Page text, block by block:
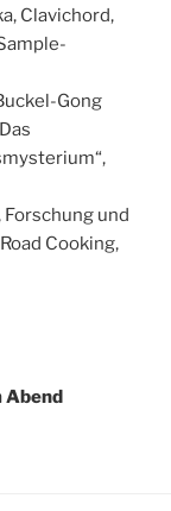
Clavichord,
Gong
und
Cooking,
Abend